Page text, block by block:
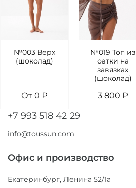
№003 Верх
(шоколад)
От0 ₽
№019 Топ из
сетки на
завязках
(шоколад)
3 800 ₽
+7 993 518 42 29
info@toussun.com
Офис и производство
Екатеринбург, Ленина 52/1а